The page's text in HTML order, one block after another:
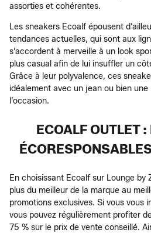
assorties et cohérentes.
Les sneakers Ecoalf épousent
tendances actuelles, qui sont aux
s’accordent à merveille à un look
plus casual afin de lui insuffler un
Grâce à leur polyvalence, ces
idéalement avec un jean ou bien
l’occasion.
ECOALF OUTLET
En choisissant Ecoalf sur Lounge by
plus du meilleur de la marque au
promotions exclusives. Si vous vous
vous pouvez régulièrement profiter
75 % sur le prix de vente conseillé.